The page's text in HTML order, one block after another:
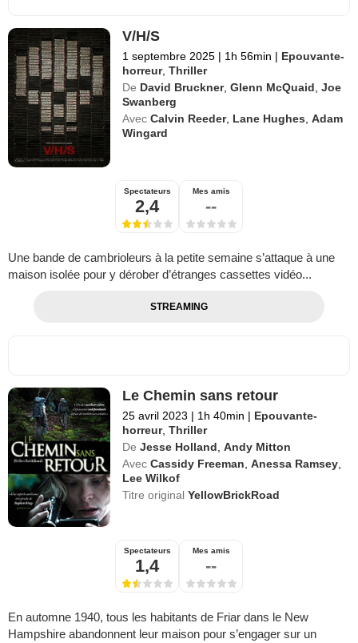
V/H/S
1 septembre 2025 | 1h 56min | Epouvante-
horreur,Thriller
De David Bruckner,Glenn McQuaid ,Joe
Swanberg
Avec Calvin Reeder, Lane Hughes ,Adam
Wingard
Spectateurs
2,4
Mes amis
--
Une bande de cambrioleurs à la petite semaine s’attaque à une
maison isolée pour y dérober d’étranges cassettes vidéo...
STREAMING
Le Chemin sans retour
25 avril 2023 | 1h 40min | Epouvante-
horreur,Thriller
De Jesse Holland ,Andy Mitton
Avec Cassidy Freeman ,Anessa Ramsey
Lee Wilkof
Titre originalYellowBrickRoad
Spectateurs
1,4
Mes amis
--
En automne 1940, tous les habitants de Friar dans le New
Hampshire abandonnent leur maison pour s’engager sur un